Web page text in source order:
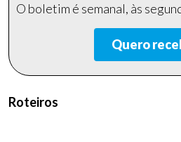
O boletim é semanal, às
Quero
Roteiros